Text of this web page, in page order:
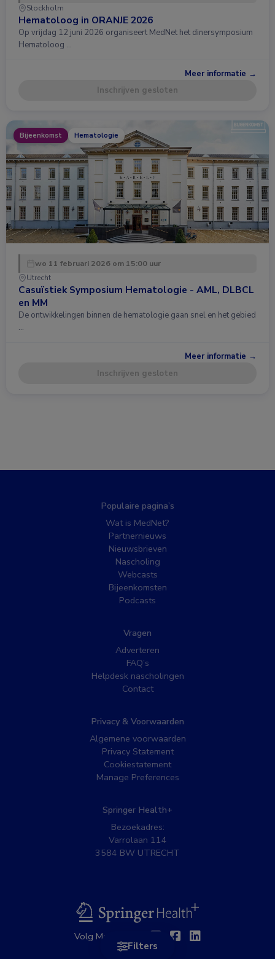
Filters
Stockholm
Hematoloog in ORANJE 2026
Op vrijdag 12 juni 2026 organiseert MedNet het dinersymposium
Hematoloog …
Meer informatie →
Inschrijven gesloten
Bijeenkomst Hematologie
wo 11 februari 2026 om 15:00 uur
Utrecht
Casuïstiek Symposium Hematologie - AML, DLBCL
en MM
De ontwikkelingen binnen de hematologie gaan snel en het gebied
…
Meer informatie →
Inschrijven gesloten
Populaire pagina’s
Wat is MedNet?
Partnernieuws
Nieuwsbrieven
Nascholing
Webcasts
Bijeenkomsten
Podcasts
Vragen
Adverteren
FAQ’s
Helpdesk nascholingen
Contact
Privacy & Voorwaarden
Algemene voorwaarden
Privacy Statement
Cookiestatement
Manage Preferences
Springer Health+
Bezoekadres:
Varrolaan 114
3584 BW UTRECHT
BSL
Volg MedNet op: TwitterFacebook
Linkedin